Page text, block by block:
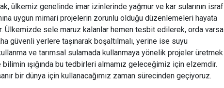
ülkemiz genelinde imar izinlerinde yağmur ve kar sularının israf
uygun mimari projelerin zorunlu olduğu düzenlemeleri hayata
Ülkemizde sele maruz kalanlar hemen tesbit edilerek, orda varsa
güvenli yerlere taşınarak boşaltılmalı, yerine ise suyu
ve tarımsal sulamada kullanmaya yönelik projeler üretmek
bilimin ışığında bu tedbirleri almamız geleceğimiz için elzemdir.
bir dünya için kullanacağımız zaman sürecinden geçiyoruz.